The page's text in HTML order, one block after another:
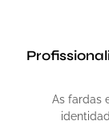
As fardas